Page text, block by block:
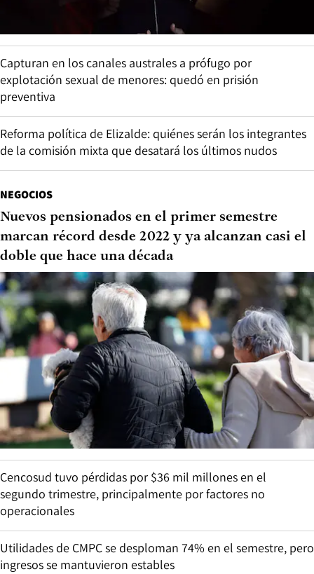
Capturan en los canales australes a prófugo por
explotación sexual de menores: quedó en prisión
preventiva
Reforma política de Elizalde: quiénes serán los integrantes
de la comisión mixta que desatará los últimos nudos
NEGOCIOS
Nuevos pensionados en el primer semestre
marcan récord desde 2022 y ya alcanzan casi el
doble que hace una década
Cencosud tuvo pérdidas por $36 mil millones en el
segundo trimestre, principalmente por factores no
operacionales
Utilidades de CMPC se desploman 74% en el semestre, pero
ingresos se mantuvieron estables